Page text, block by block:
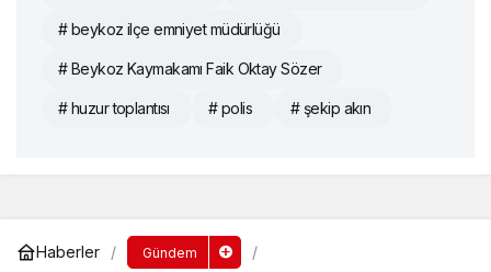
# beykoz ilçe emniyet müdürlüğü
# Beykoz Kaymakamı Faik Oktay Sözer
# huzur toplantısı # polis # şekip akın
Haberler Gündem